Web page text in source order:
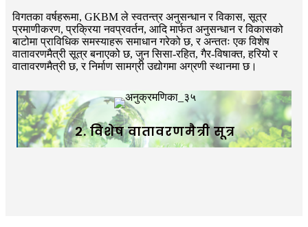
विगतका वर्षहरूमा, GKBM ले स्वतन्त्र अनुसन्धान र विकास, सूत्र
प्रमाणीकरण, प्रक्रिया नवप्रवर्तन, आदि मार्फत अनुसन्धान र विकासको
बाटोमा प्राविधिक समस्याहरू समाधान गरेको छ, र अन्ततः एक विशेष
वातावरणमैत्री सूत्र बनाएको छ, जुन सिसा-रहित, गैर-विषाक्त, हरियो र
वातावरणमैत्री छ, र निर्माण सामग्री उद्योगमा अग्रणी स्थानमा छ।
२. विशेष वातावरणमैत्री सूत्र